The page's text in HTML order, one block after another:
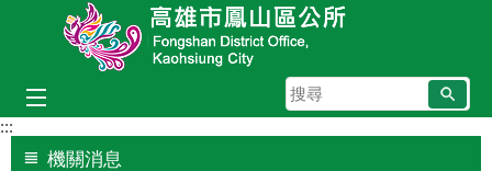
跳到主要內容區塊
搜
尋
:::
機關消息